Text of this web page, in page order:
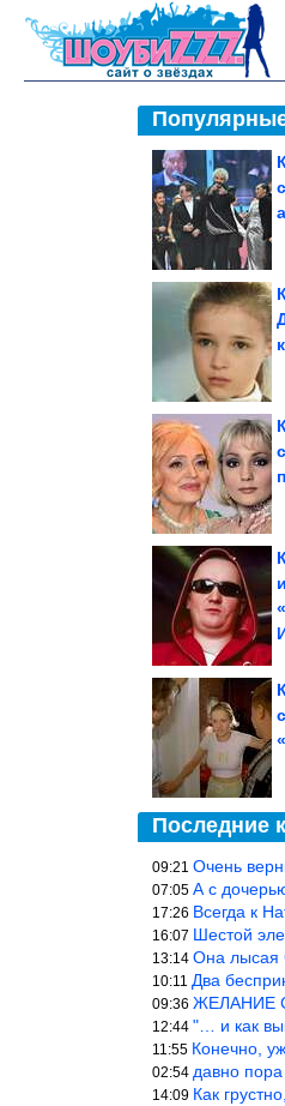
Последние
09:21 Очень верный совет
07:05 А с
17:26 Всегда к Наталье
16:07 Шестой
13:14 Она лысая
10:11 Два беспринципных
09:36 ЖЕЛАНИЕ
12:44 "… и как
11:55 Конечно, ужасно, что
02:54 давно пора
14:09 Как грустно, что